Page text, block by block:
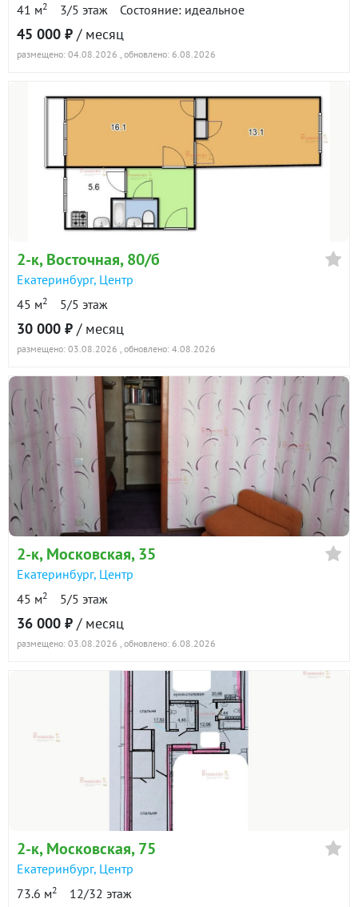
90 дн.
41 м2 3/5 этаж Состояние: идеальное
45 000 ₽ / месяц
размещено: 04.08.2026 , обновлено: 6.08.2026
2-к, Восточная, 80/б
Екатеринбург, Центр
45 м2 5/5 этаж
30 000 ₽ / месяц
размещено: 03.08.2026 , обновлено: 4.08.2026
2-к, Московская, 35
Екатеринбург, Центр
45 м2 5/5 этаж
36 000 ₽ / месяц
размещено: 03.08.2026 , обновлено: 6.08.2026
2-к, Московская, 75
Екатеринбург, Центр
73.6 м2 12/32 этаж